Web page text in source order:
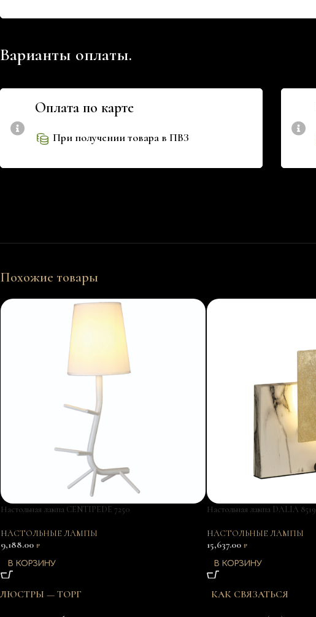
Варианты оплаты.
Оплата по карте
При получении товара в ПВЗ
Похожие товары
Настольная лампа CENTIPEDE 7250
НАСТОЛЬНЫЕ ЛАМПЫ
9,188.00 ₽
В КОРЗИНУ
Настольная лампа DALIA 8519
НАСТОЛЬНЫЕ ЛАМПЫ
15,637.00 ₽
В КОРЗИНУ
ЛЮСТРЫ — ТОРГ КАК СВЯЗАТЬСЯ